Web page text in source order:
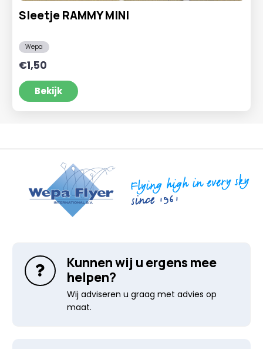
Sleetje RAMMY MINI
Wepa
€1,50
Bekijk
Kunnen wij u ergens mee
helpen?
Wij adviseren u graag met advies op
maat.